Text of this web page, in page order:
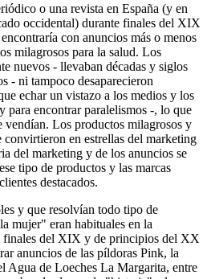
o una revista en España (y en
occidental) durante finales del XIX
con anuncios más o menos
milagrosos para la salud. Los
nuevos - llevaban décadas y siglos
- ni tampoco desaparecieron
echar un vistazo a los medios y los
para encontrar paralelismos -, lo que
vendían. Los productos milagrosos y
convirtieron en estrellas del marketing
del marketing y de los anuncios se
tipo de productos y las marcas
destacados.
y que resolvían todo tipo de
mujer" eran habituales en la
finales del XIX y de principios del XX
anuncios de las píldoras Pink, la
Agua de Loeches La Margarita, entre